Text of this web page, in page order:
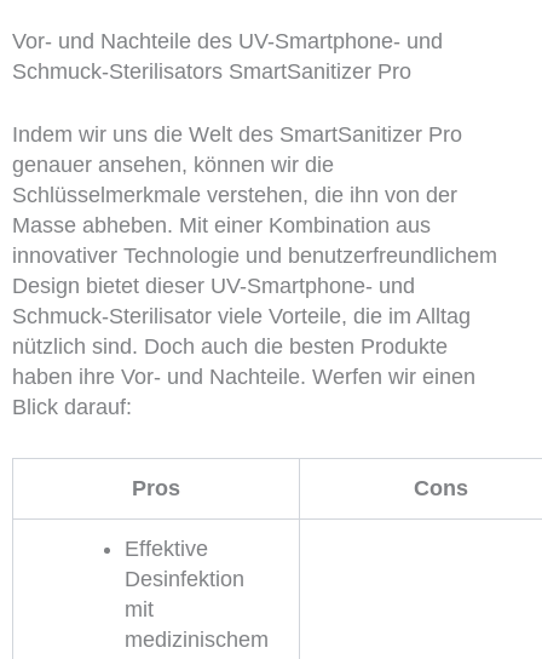
Vor- und Nachteile des UV-Smartphone- und
Schmuck-Sterilisators SmartSanitizer Pro
Indem wir uns die Welt des SmartSanitizer Pro
genauer ansehen, können wir die
Schlüsselmerkmale verstehen, die ihn von der
Masse abheben. Mit einer Kombination aus
innovativer Technologie und benutzerfreundlichem
Design bietet dieser UV-Smartphone- und
Schmuck-Sterilisator viele Vorteile, die im Alltag
nützlich sind. Doch auch die besten Produkte
haben ihre Vor- und Nachteile. Werfen wir einen
Blick darauf:
Pros Cons
Effektive
Desinfektion
mit
medizinischem